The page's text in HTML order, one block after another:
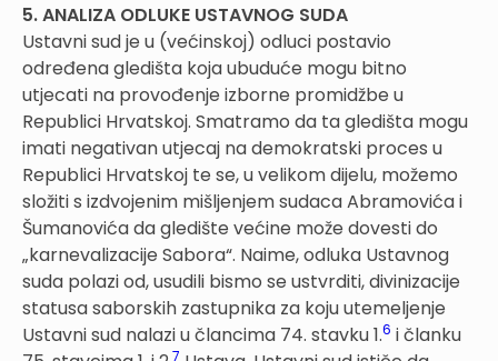
5. ANALIZA ODLUKE USTAVNOG SUDA
Ustavni sud je u (većinskoj) odluci postavio
određena gledišta koja ubuduće mogu bitno
utjecati na provođenje izborne promidžbe u
Republici Hrvatskoj. Smatramo da ta gledišta mogu
imati negativan utjecaj na demokratski proces u
Republici Hrvatskoj te se, u velikom dijelu, možemo
složiti s izdvojenim mišljenjem sudaca Abramovića i
Šumanovića da gledište većine može dovesti do
„karnevalizacije Sabora“. Naime, odluka Ustavnog
suda polazi od, usudili bismo se ustvrditi, divinizacije
statusa saborskih zastupnika za koju utemeljenje
Ustavni sud nalazi u člancima 74. stavku 1.6 i članku
7